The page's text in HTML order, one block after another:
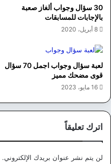
30 سؤال وجواب ألغاز صعبة
بالإجابات للمسابقات
8 أبريل، 2020
لعبة سؤال وجواب اجمل 70 سؤال
قوى مضحك مميز
16 مايو، 2023
اترك تعليقاً
لن يتم نشر عنوان بريدك الإلكتروني.